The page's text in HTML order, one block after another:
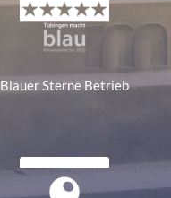
Blauer Sterne Betrieb